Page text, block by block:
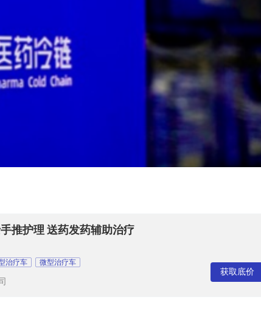
推护理 送药发药辅助治疗
治疗车 微型治疗车
获取底价